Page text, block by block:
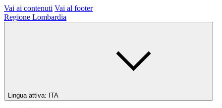
Vai ai contenuti Vai al footer
Regione Lombardia
Lingua attiva: ITA